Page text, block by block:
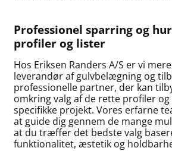
Professionel sparring og
profiler og lister
Hos Eriksen Randers A/S er vi
leverandør af gulvbelægning og
professionelle partner, der kan
omkring valg af de rette profiler
specifikke projekt. Vores erfarne
at guide dig gennem de mange
at du træffer det bedste valg
funktionalitet, æstetik og